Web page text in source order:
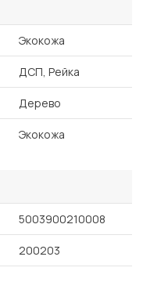
Экокожа
ДСП, Рейка
Дерево
Экокожа
5003900210008
200203